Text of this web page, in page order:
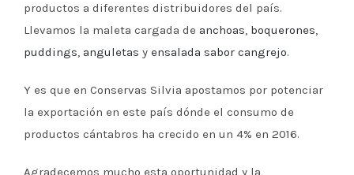
productos a diferentes distribuidores del país.
Llevamos la maleta cargada de anchoas, boquerones,
puddings, anguletas y ensalada sabor cangrejo.
Y es que en Conservas Silvia apostamos por potenciar
la exportación en este país dónde el consumo de
productos cántabros ha crecido en un 4% en 2016.
Agradecemos mucho esta oportunidad y la